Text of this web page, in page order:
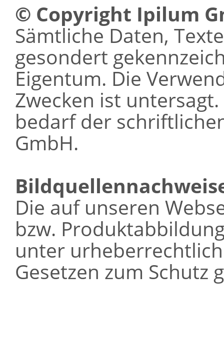
© Copyright Ipilum
Sämtliche Daten,
gesondert
Eigentum. Die
Zwecken ist
bedarf der
GmbH.
Die auf unseren
bzw.
unter
Gesetzen zum Schutz